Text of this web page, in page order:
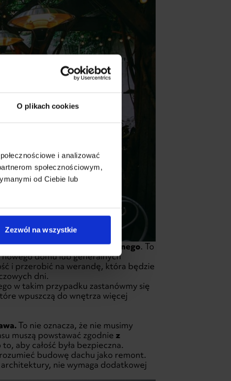
O plikach cookies
i analizować
społecznościowym,
od Ciebie lub
Zezwól na wszystkie
dachu z budynku mieszkalnego. To
domu lub generalnych
i przerobić na werandę, która będzie
dni.
w takim przypadku zastanówmy się
wpuszczą do wnętrza więcej
To nie oznacza, że nie musimy
muszą powstawać zgodniez
aby całość była bezpieczna.
budowę dachu jako remont.
nie wymaga dodatkowej